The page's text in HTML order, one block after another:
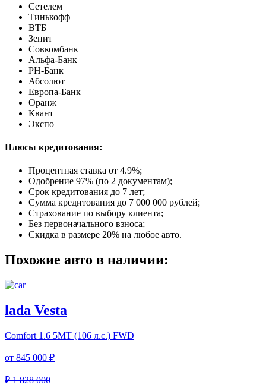
Сетелем
Тинькофф
ВТБ
Зенит
Совкомбанк
Альфа-Банк
РН-Банк
Абсолют
Европа-Банк
Оранж
Квант
Экспо
Плюсы кредитования:
Процентная ставка от 4.9%;
Одобрение 97% (по 2 документам);
Срок кредитования до 7 лет;
Сумма кредитования до 7 000 000 рублей;
Страхование по выбору клиента;
Без первоначального взноса;
Скидка в размере 20% на любое авто.
Похожие авто в наличии:
lada Vesta
Comfort 1.6 5MT (106 л.с.) FWD
от 845 000 ₽
₽ 1 828 000